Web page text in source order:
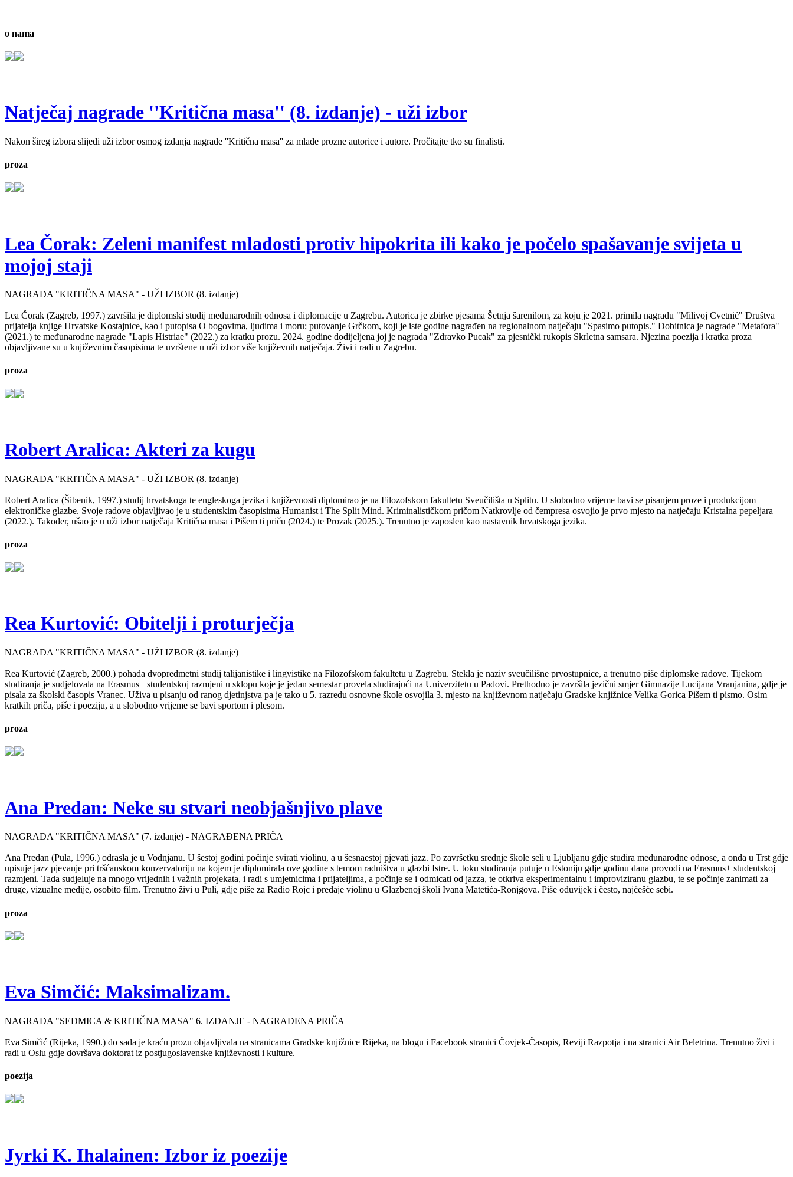
o nama
Natječaj nagrade ''Kritična masa'' (8. izdanje) - uži izbor
Nakon šireg izbora slijedi uži izbor osmog izdanja nagrade ''Kritična masa'' za mlade prozne autorice i autore. Pročitajte tko su finalisti.
proza
Lea Čorak: Zeleni manifest mladosti protiv hipokrita ili kako je počelo spašavanje svijeta u
mojoj staji
NAGRADA "KRITIČNA MASA" - UŽI IZBOR (8. izdanje)
Lea Čorak (Zagreb, 1997.) završila je diplomski studij međunarodnih odnosa i diplomacije u Zagrebu. Autorica je zbirke pjesama Šetnja šarenilom, za koju je 2021. primila nagradu "Milivoj Cvetnić" Društva
prijatelja knjige Hrvatske Kostajnice, kao i putopisa O bogovima, ljudima i moru; putovanje Grčkom, koji je iste godine nagrađen na regionalnom natječaju "Spasimo putopis." Dobitnica je nagrade "Metafora"
(2021.) te međunarodne nagrade "Lapis Histriae" (2022.) za kratku prozu. 2024. godine dodijeljena joj je nagrada "Zdravko Pucak" za pjesnički rukopis Skrletna samsara. Njezina poezija i kratka proza
objavljivane su u književnim časopisima te uvrštene u uži izbor više književnih natječaja. Živi i radi u Zagrebu.
proza
Robert Aralica: Akteri za kugu
NAGRADA "KRITIČNA MASA" - UŽI IZBOR (8. izdanje)
Robert Aralica (Šibenik, 1997.) studij hrvatskoga te engleskoga jezika i književnosti diplomirao je na Filozofskom fakultetu Sveučilišta u Splitu. U slobodno vrijeme bavi se pisanjem proze i produkcijom
elektroničke glazbe. Svoje radove objavljivao je u studentskim časopisima Humanist i The Split Mind. Kriminalističkom pričom Natkrovlje od čempresa osvojio je prvo mjesto na natječaju Kristalna pepeljara
(2022.). Također, ušao je u uži izbor natječaja Kritična masa i Pišem ti priču (2024.) te Prozak (2025.). Trenutno je zaposlen kao nastavnik hrvatskoga jezika.
proza
Rea Kurtović: Obitelji i proturječja
NAGRADA "KRITIČNA MASA" - UŽI IZBOR (8. izdanje)
Rea Kurtović (Zagreb, 2000.) pohađa dvopredmetni studij talijanistike i lingvistike na Filozofskom fakultetu u Zagrebu. Stekla je naziv sveučilišne prvostupnice, a trenutno piše diplomske radove. Tijekom
studiranja je sudjelovala na Erasmus+ studentskoj razmjeni u sklopu koje je jedan semestar provela studirajući na Univerzitetu u Padovi. Prethodno je završila jezični smjer Gimnazije Lucijana Vranjanina, gdje je
pisala za školski časopis Vranec. Uživa u pisanju od ranog djetinjstva pa je tako u 5. razredu osnovne škole osvojila 3. mjesto na književnom natječaju Gradske knjižnice Velika Gorica Pišem ti pismo. Osim
kratkih priča, piše i poeziju, a u slobodno vrijeme se bavi sportom i plesom.
proza
Ana Predan: Neke su stvari neobjašnjivo plave
NAGRADA "KRITIČNA MASA" (7. izdanje) - NAGRAĐENA PRIČA
Ana Predan (Pula, 1996.) odrasla je u Vodnjanu. U šestoj godini počinje svirati violinu, a u šesnaestoj pjevati jazz. Po završetku srednje škole seli u Ljubljanu gdje studira međunarodne odnose, a onda u Trst gdje
upisuje jazz pjevanje pri tršćanskom konzervatoriju na kojem je diplomirala ove godine s temom radništva u glazbi Istre. U toku studiranja putuje u Estoniju gdje godinu dana provodi na Erasmus+ studentskoj
razmjeni. Tada sudjeluje na mnogo vrijednih i važnih projekata, i radi s umjetnicima i prijateljima, a počinje se i odmicati od jazza, te otkriva eksperimentalnu i improviziranu glazbu, te se počinje zanimati za
druge, vizualne medije, osobito film. Trenutno živi u Puli, gdje piše za Radio Rojc i predaje violinu u Glazbenoj školi Ivana Matetića-Ronjgova. Piše oduvijek i često, najčešće sebi.
proza
Eva Simčić: Maksimalizam.
NAGRADA "SEDMICA & KRITIČNA MASA" 6. IZDANJE - NAGRAĐENA PRIČA
Eva Simčić (Rijeka, 1990.) do sada je kraću prozu objavljivala na stranicama Gradske knjižnice Rijeka, na blogu i Facebook stranici Čovjek-Časopis, Reviji Razpotja i na stranici Air Beletrina. Trenutno živi i
radi u Oslu gdje dovršava doktorat iz postjugoslavenske književnosti i kulture.
poezija
Jyrki K. Ihalainen: Izbor iz poezije